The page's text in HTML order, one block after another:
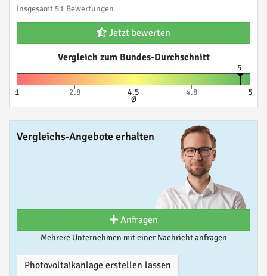
Insgesamt 51 Bewertungen
Jetzt bewerten
Vergleich zum Bundes-Durchschnitt
5
1 2.8 4.5
Ø
4.8 5
Vergleichs-Angebote erhalten
Anfragen
Mehrere Unternehmen mit einer Nachricht anfragen
Photovoltaikanlage erstellen lassen